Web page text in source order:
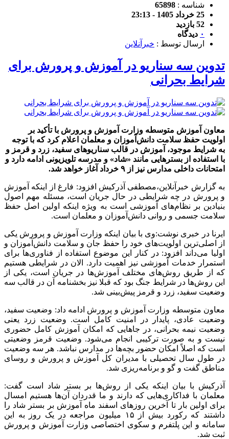
شناسه : 65898
25 خرداد 1405 - 23:13
52 بازدید
۰ دیدگاه
ارسال توسط : خبرآنلاین
تدوین سه سناریو در آموزش و پرورش برای
شرایط بحرانی
معاون آموزش متوسطه وزارت آموزش و پرورش با تأکید بر
اولویت حفظ سلامت دانش‌آموزان و معلمان اعلام کرد که با توجه
به شرایط موجود، آموزش در قالب سناریوهای سفید، زرد و قرمز و
با استفاده از بسترهایی مانند «شاد» و مدرسه تلویزیونی ادامه دارد و
امتحانات داخلی مدارس نیز از ۹ خرداد آغاز خواهد شد.
به گزارش خبرآنلاین،مصطفی آذرکیش افزود: فارغ از اینکه آموزش
و پرورش در چه شرایطی در حال جریان است، مسئله مهم اصول
بنیادین بر نظام‌های آموزشی است به ویژه اینکه اولین اصل حفظ
سلامت جسمی و روانی دانش‌آموزان و معلمان است.
ایرنا در خبری نوشت:وی با بیان اینکه وزارت آموزش و پرورش یکی
از اصلی‌ترین اولویت‌های خود را حفظ جان و سلامت دانش‌آموزان و
اولیا می‌داند افزود: در کنار این موضوع استفاده از فناوری‌ها برای
استمرار خدمات آموزشی نیز اهمیت دارد. الان در شرایطی هستیم
که از طریق روش‌های مختلف آموزش‌ها در جریان است، یکی از
این روش‌ها در شرایط جنگ بود که قبلا نیز بخشنامه‌ آن در قالب سه
وضعیت سفید، زرد و قرمز پیش‌بینی شد.
معاون متوسطه وزارت آموزش و پرورش ادامه داد: وضعیت سفید،
وضعیت عادی، پایدار در امنیت کامل است. وضعیت زرد یعنی
وضعیت نیمه بحرانی، در جاهایی که امکان آموزش کامل حضوری
نیست و به صورت ترکیبی انجام می‌شود. وضعیت قرمز وضعیتی
است که اصلاً امکان حضور بچه‌ها در مدارس نباشد. هر سه وضعیت
در طول سال تحصیلی با مدیران کل آموزش و پرورش و روسای
مناطق گفت و گو و برنامه‌ریزی شد.
آذرکیش با بیان اینکه یکی از روش‌ها بر بستر شاد است گفت:
معلمان با فداکاری‌هایی که دارند و ما قدردان آن‌ها هستیم امسال
برای اولین بار تا آخرین روزهای اسفند ماه آموزش بر بستر شاد را
داشتند که رکورد بیش از ۱۵ میلیون مراجعه در یک روز به این
سامانه و این پلتفرم و سکوی اختصاصی وزارت آموزش و پرورش
ثبت شد.